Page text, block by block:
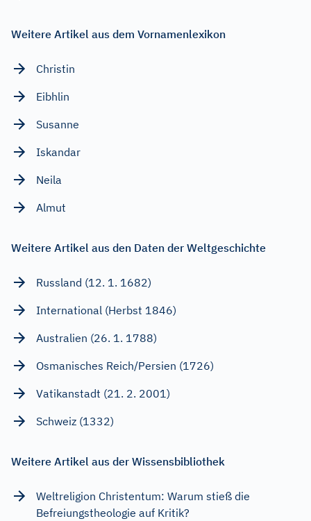
Weitere Artikel aus dem Vornamenlexikon
Christin
Eibhlin
Susanne
Iskandar
Neila
Almut
Weitere Artikel aus den Daten der Weltgeschichte
Russland (12. 1. 1682)
International (Herbst 1846)
Australien (26. 1. 1788)
Osmanisches Reich/Persien (1726)
Vatikanstadt (21. 2. 2001)
Schweiz (1332)
Weitere Artikel aus der Wissensbibliothek
Weltreligion Christentum: Warum stieß die
Befreiungstheologie auf Kritik?